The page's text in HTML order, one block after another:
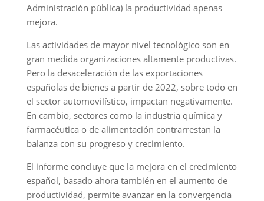
Administración pública) la productividad apenas
mejora.
Las actividades de mayor nivel tecnológico son en
gran medida organizaciones altamente productivas.
Pero la desaceleración de las exportaciones
españolas de bienes a partir de 2022, sobre todo en
el sector automovilístico, impactan negativamente.
En cambio, sectores como la industria química y
farmacéutica o de alimentación contrarrestan la
balanza con su progreso y crecimiento.
El informe concluye que la mejora en el crecimiento
español, basado ahora también en el aumento de
productividad, permite avanzar en la convergencia